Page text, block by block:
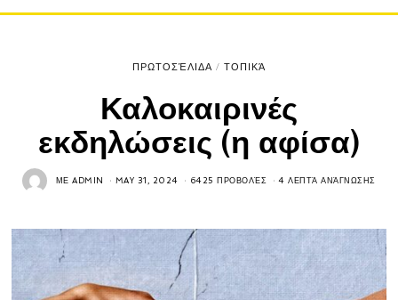
ΠΡΩΤΟΣΈΛΙΔΑ / ΤΟΠΙΚΆ
Καλοκαιρινές
εκδηλώσεις (η αφίσα)
ΜΕADMIN MAY 31, 2024 6425 ΠΡΟΒΟΛΈΣ 4 ΛΕΠΤΆ ΑΝΆΓΝΩΣΗΣ